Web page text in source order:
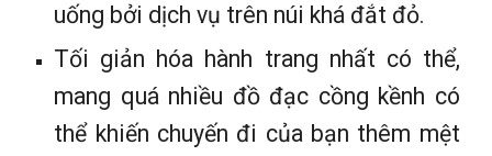
uống bởi dịch vụ trên núi khá đắt đỏ.
Tối giản hóa hành trang nhất có thể,
mang quá nhiều đồ đạc cồng kềnh có
thể khiến chuyến đi của bạn thêm mệt